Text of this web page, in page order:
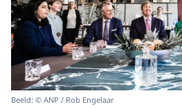
Beeld: © ANP / Rob Engelaar